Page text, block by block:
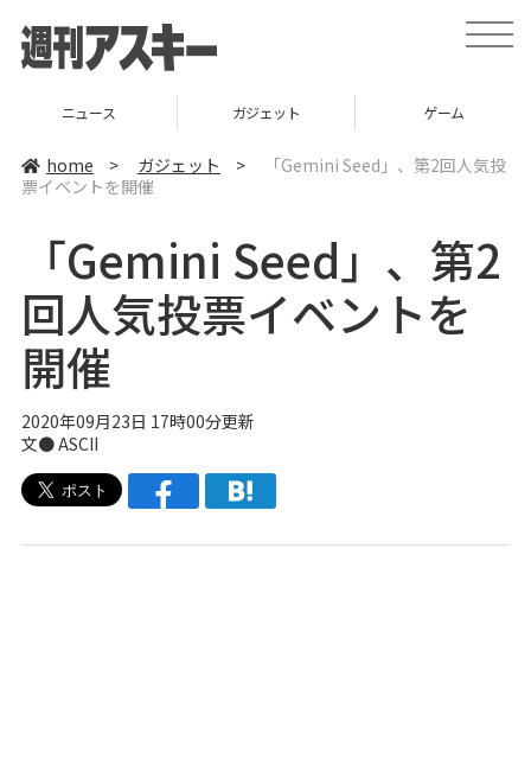
t
o
a
v
t
i
o
ニュース ガジェット ゲーム
home > ガジェット >
「Gemini Seed」、第2回人気投
票イベントを開催
「Gemini Seed」、第2
回人気投票イベントを
開催
2020年09月23日 17時00分更新
文● ASCII